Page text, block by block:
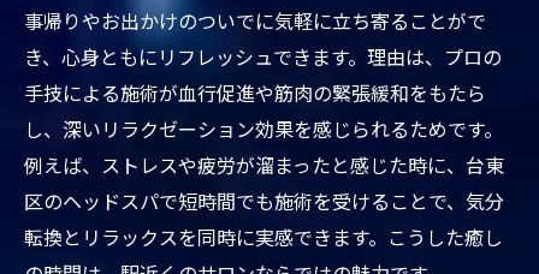
駅近で選ぶ台東区ヘッドスパのリラックス体験
駅近くで体験できる東京都台東区ヘッドス
パのリラックス効果
東京都台東区ヘッドスパ駅近くで叶う心身
のリフレッシュ法
仕事帰りにも便利な東京都台東区ヘッドス
事帰りやお出かけのついでに気軽に立ち寄ることがで
き、心身ともにリフレッシュできます。理由は、プロの
手技による施術が血行促進や筋肉の緊張緩和をもたら
し、深いリラクゼーション効果を感じられるためです。
例えば、ストレスや疲労が溜まったと感じた時に、台東
区のヘッドスパで短時間でも施術を受けることで、気分
転換とリラックスを同時に実感できます。こうした癒し